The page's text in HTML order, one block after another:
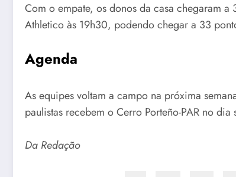
Com o empate, os donos da casa chegaram
Athletico às 19h30, podendo chegar a 33
Agenda
As equipes voltam a campo na próxima
paulistas recebem o Cerro Porteño-PAR no
Da Redação